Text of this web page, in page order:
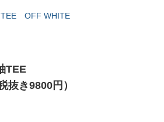
TEE OFF WHITE
TEE
抜き9800円）